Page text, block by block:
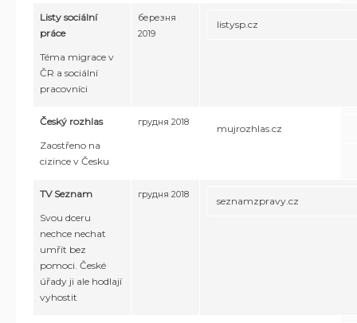
Listy sociální
práce
Téma migrace v
ČR a sociální
pracovníci
березня
2019
listysp.cz
Český rozhlas
Zaostřeno na
cizince v Česku
грудня 2018
mujrozhlas.cz
TV Seznam
Svou dceru
nechce nechat
umřít bez
pomoci. České
úřady ji ale hodlají
vyhostit
грудня 2018
seznamzpravy.cz